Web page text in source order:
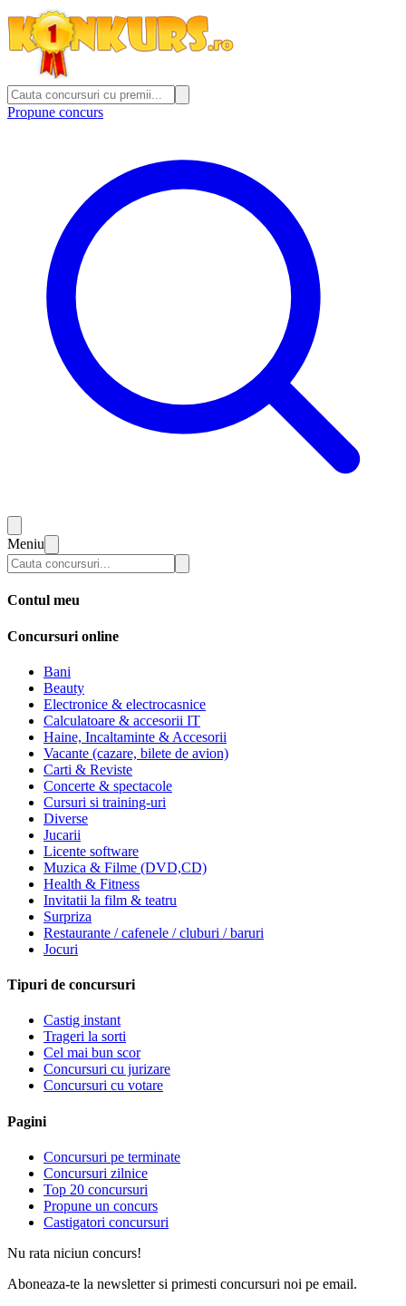
Propune concurs
Meniu
Contul meu
Concursuri online
Bani
Beauty
Electronice & electrocasnice
Calculatoare & accesorii IT
Haine, Incaltaminte & Accesorii
Vacante (cazare, bilete de avion)
Carti & Reviste
Concerte & spectacole
Cursuri si training-uri
Diverse
Jucarii
Licente software
Muzica & Filme (DVD,CD)
Health & Fitness
Invitatii la film & teatru
Surpriza
Restaurante / cafenele / cluburi / baruri
Jocuri
Tipuri de concursuri
Castig instant
Trageri la sorti
Cel mai bun scor
Concursuri cu jurizare
Concursuri cu votare
Pagini
Concursuri pe terminate
Concursuri zilnice
Top 20 concursuri
Propune un concurs
Castigatori concursuri
Nu rata niciun concurs!
Aboneaza-te la newsletter si primesti concursuri noi pe email.